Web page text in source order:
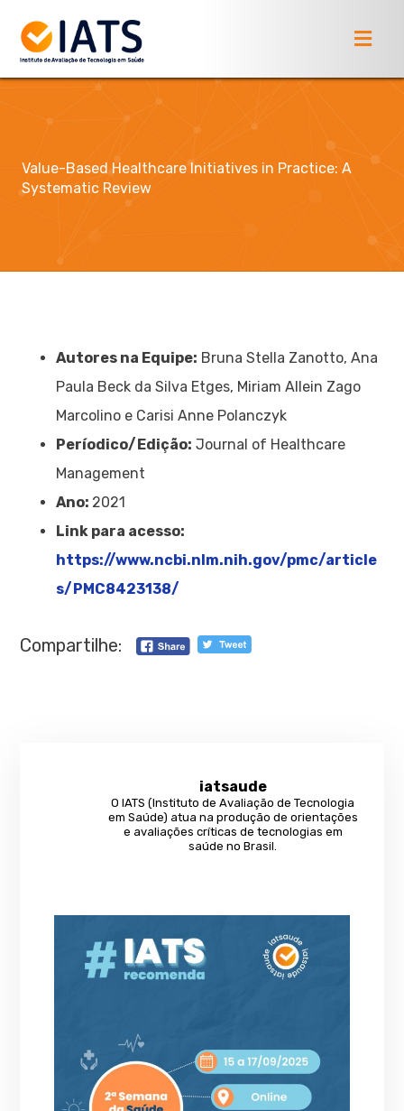
Value-Based Healthcare Initiatives in Practice: A
Systematic Review
Autores na Equipe: Bruna Stella Zanotto, Ana
Paula Beck da Silva Etges, Miriam Allein Zago
Marcolino e Carisi Anne Polanczyk
Períodico/Edição: Journal of Healthcare
Management
Ano: 2021
Link para acesso:
https://www.ncbi.nlm.nih.gov/pmc/article
s/PMC8423138/
Compartilhe:
iatsaude
O IATS (Instituto de Avaliação de Tecnologia
em Saúde) atua na produção de orientações
e avaliações críticas de tecnologias em
saúde no Brasil.